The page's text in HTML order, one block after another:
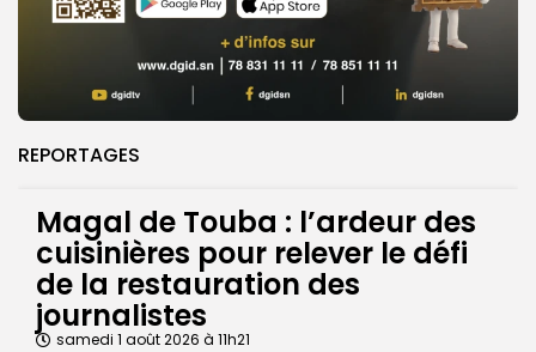
REPORTAGES
Magal de Touba : l’ardeur des
cuisinières pour relever le défi
de la restauration des
journalistes
samedi 1 août 2026 à 11h21